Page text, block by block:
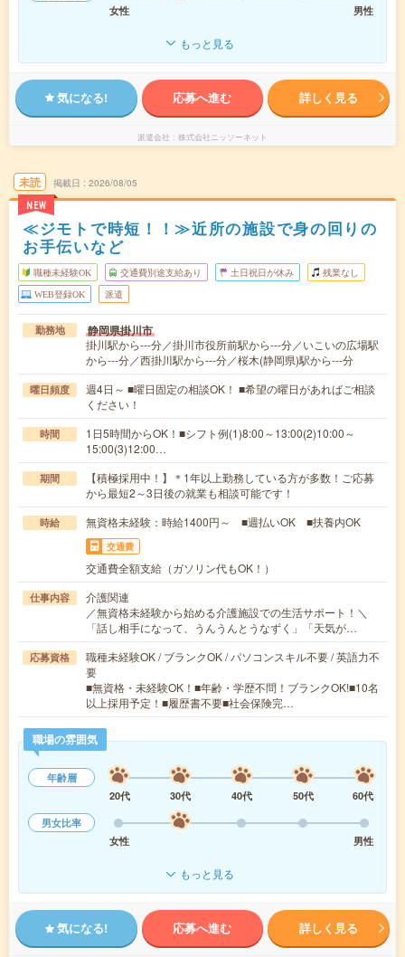
女性
男性
もっと見る
気になる! 応募へ進む 詳しく見る
派遣会社 株式会社ニッソーネット
未読
NEW
掲載日 2026/08/05
≪ジモトで時短！！≫近所の施設で身の回りの
お手伝いなど
職種未経験OK 交通費別途支給あり 土日祝日が休み 残業なし
WEB登録OK 派遣
勤務地 静岡県掛川市
掛川駅から---分／掛川市役所前駅から---分／いこいの広場駅
から---分／西掛川駅から---分／桜木(静岡県)駅から---分
曜日頻度
週4日～ ■曜日固定の相談OK！ ■希望の曜日があればご相談
ください！
時間
1日5時間からOK！■シフト例(1)8:00～13:00(2)10:00～
15:00(3)12:00…
期間
【積極採用中！】＊1年以上勤務している方が多数！ご応募
から最短2～3日後の就業も相談可能です！
時給 無資格未経験：時給1400円～ ■週払いOK ■扶養内OK
交通費
交通費全額支給（ガソリン代もOK！）
仕事内容
介護関連
／無資格未経験から始める介護施設での生活サポート！＼
「話し相手になって、うんうんとうなずく」「天気が…
応募資格
職種未経験OK / ブランクOK / パソコンスキル不要 / 英語力不
要
■無資格・未経験OK！■年齢・学歴不問！ブランクOK!■10名
以上採用予定！■履歴書不要■社会保険完…
職場の雰囲気
年齢層
20代
30代 40代 50代
60代
男女比率
女性
男性
もっと見る
気になる! 応募へ進む 詳しく見る